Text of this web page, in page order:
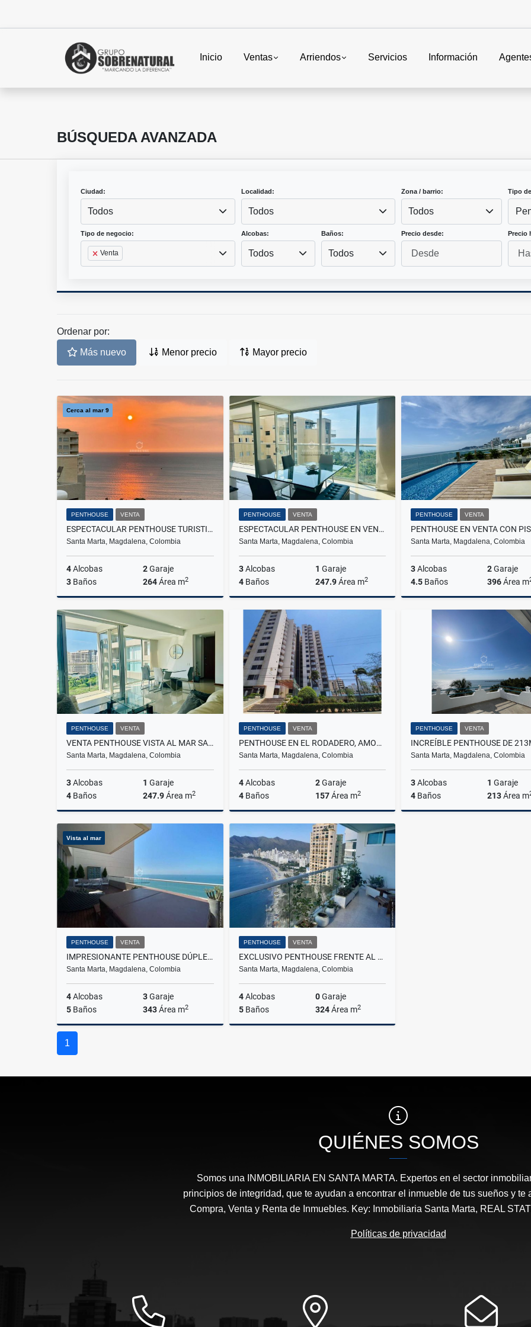
Inicio Ventas Arriendos Servicios Información
BÚSQUEDA AVANZADA
Ciudad:
Todos
Localidad:
Todos
Zona / barrio:
Todos
Tipo
Tipo de negocio:
Venta
Alcobas:
Todos
Baños:
Todos
Precio desde: Precio
Ordenar por:
Más nuevo Menor precio Mayor precio
Cerca al mar 9
PENTHOUSE VENTA
ESPECTACULAR PENTHOUSE TURISTICO CON VISTA AL MAR ZAZUE-VS15
Santa Marta, Magdalena, Colombia
4Alcobas 2Garaje
3 Baños 264Área m2
$1.830.000.000
PENTHOUSE VENTA
ESPECTACULAR PENTHOUSE EN VENTA CON VISTA AL MAR EN ZAZUE VS-1
Santa Marta, Magdalena, Colombia
3Alcobas 1 Garaje
4Baños 247.9Área m2
PENTHOUSE VENTA
Santa Marta, Magdalena, Colombia
3Alcobas 2Garaje
4.5 Baños 396Área m
PENTHOUSE VENTA
VENTA PENTHOUSE VISTA AL MAR SANTA MARTA BELLO HORIZONTE - ZAZUE
Santa Marta, Magdalena, Colombia
3Alcobas 1 Garaje
4 Baños 247.9Área m2
PENTHOUSE VENTA
PENTHOUSE EN EL RODADERO, AMOBLADO Y CON PERMISO TURÍSTICO
Santa Marta, Magdalena, Colombia
4Alcobas 2Garaje
4Baños 157Área m2
Venta
$800.000.000
PENTHOUSE VENTA
Santa Marta, Magdalena, Colombia
3Alcobas 1 Garaje
4 Baños 213Área m
Vista al mar
PENTHOUSE VENTA
IMPRESIONANTE PENTHOUSE DÚPLEX FRENTE AL MAR EN POZOS COLORADOS
Santa Marta, Magdalena, Colombia
4Alcobas 3Garaje
5 Baños 343Área m2
PENTHOUSE VENTA
EXCLUSIVO PENTHOUSE FRENTE AL MAR EN EL RODADERO SUR
Santa Marta, Magdalena, Colombia
4Alcobas 0Garaje
5Baños 324Área m2
1
QUIÉNES SOMOS
Somos una INMOBILIARIA EN SANTA MARTA. Expertos en el sector
principios de integridad, que te ayudan a encontrar el inmueble de tus sueños y te
Compra, Venta y Renta de Inmuebles. Key: Inmobiliaria Santa Marta, REAL
Políticas de privacidad